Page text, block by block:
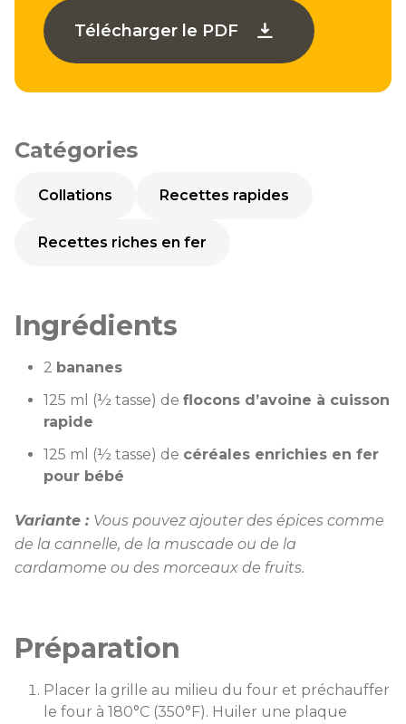
Télécharger le PDF
Catégories
Collations Recettes rapides
Recettes riches en fer
Ingrédients
2 bananes
125 ml (½ tasse) de flocons d’avoine à cuisson
rapide
125 ml (½ tasse) de céréales enrichies en fer
pour bébé
Variante : Vous pouvez ajouter des épices comme
de la cannelle, de la muscade ou de la
cardamome ou des morceaux de fruits.
Préparation
Placer la grille au milieu du four et préchauffer
le four à 180°C (350°F). Huiler une plaque